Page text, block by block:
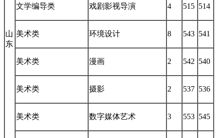
山
东
文学编导类 戏剧影视导演 4 515 514
美术类 环境设计 8 543 541
美术类 漫画 2 542 540
美术类 摄影 2 537 536
美术类 数字媒体艺术 3 553 545